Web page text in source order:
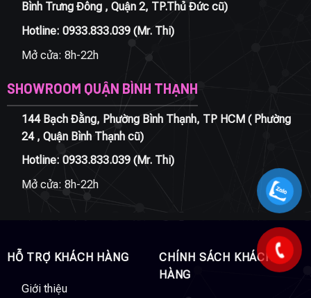
Bình Trưng Đông , Quận 2, TP.Thủ Đức cũ)
Hotline: 0933.833.039(Mr. Thi)
Mở cửa: 8h-22h
SHOWROOM QUẬN BÌNH THẠNH
144 Bạch Đằng, Phường Bình Thạnh, TP HCM ( Phường
24 , Quận Bình Thạnh cũ)
Hotline: 0933.833.039(Mr. Thi)
Mở cửa: 8h-22h
HỖ TRỢ KHÁCH HÀNG
Giới thiệu
CHÍNH SÁCH KHÁCH
HÀNG